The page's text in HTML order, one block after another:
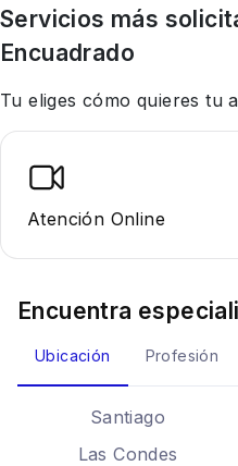
Servicios más
Encuadrado
Tu eliges cómo quieres tu
Atención Online
Encuentra
Ubicación Profesión
Santiago
Las Condes